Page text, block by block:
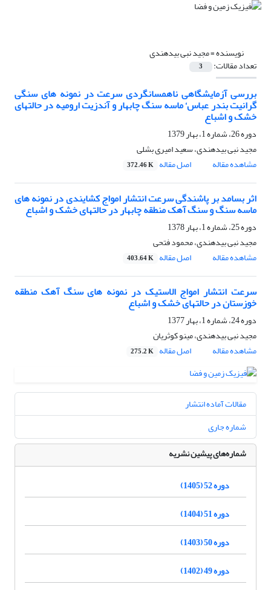
نویسنده =مجید نبی بیدهندی
تعداد مقالات: 3
بررسی آزمایشگاهی ناهمسانگردی سرعت در نمونه های سنگی
گرانیت بندر عباس‘ ماسه سنگ چابهار و آندزیت ارومیه در حالتهای
خشک و اشباع
دوره 26، شماره 1، بهار 1379
مجید نبی بیدهندی، سعید امیری بشلی
مشاهده مقاله
اصل مقاله 372.46 K
اثر بسامد بر پاشندگی سرعت انتشار امواج کشایندی در نمونه های
ماسه سنگ و سنگ آهک منطقه چابهار در حالتهای خشک و اشباع
دوره 25، شماره 1، بهار 1378
مجید نبی بیدهندی، محمود فتحی
مشاهده مقاله
اصل مقاله 403.64 K
سرعت انتشار امواج الاستیک در نمونه های سنگ آهک منطقه
خوزستان در حالتهای خشک و اشباع
دوره 24، شماره 1، بهار 1377
مجید نبی بیدهندی، مینو کوثریان
مشاهده مقاله
اصل مقاله 275.2 K
مقالات آماده انتشار
شماره جاری
شماره‌های پیشین نشریه
دوره 52 (1405)
دوره 51 (1404)
دوره 50 (1403)
دوره 49 (1402)